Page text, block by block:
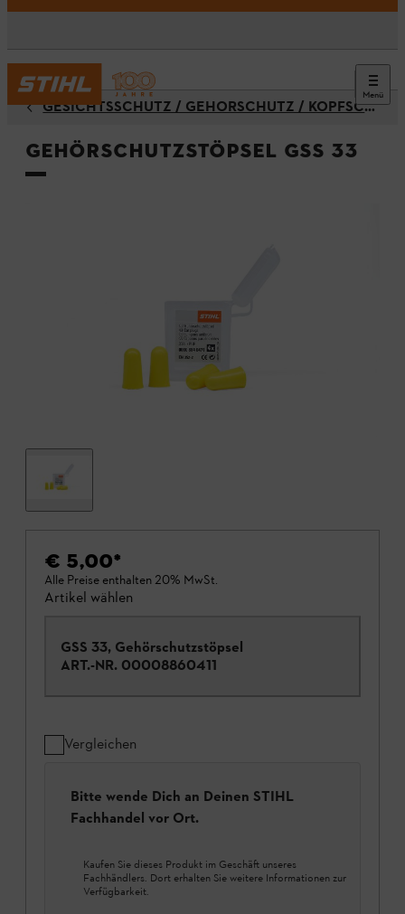
Menü
GESICHTSSCHUTZ / GEHÖRSCHUTZ / KOPFSCHUTZ
Gehörschutzstöpsel GSS 33
€ 5,00*
Alle Preise enthalten 20% MwSt.
Artikel wählen
GSS 33, Gehörschutzstöpsel
ART.-NR. 00008860411
Vergleichen
Bitte wende Dich an Deinen STIHL
Fachhandel vor Ort.
Kaufen Sie dieses Produkt im Geschäft unseres
Fachhändlers. Dort erhalten Sie weitere Informationen zur
Verfügbarkeit.